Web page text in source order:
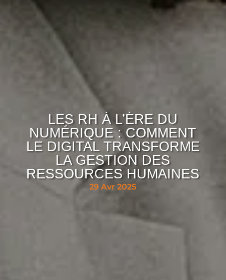
LES RH À L’ÈRE DU
NUMÉRIQUE : COMMENT
LE DIGITAL TRANSFORME
LA GESTION DES
RESSOURCES HUMAINES
29 Avr 2025